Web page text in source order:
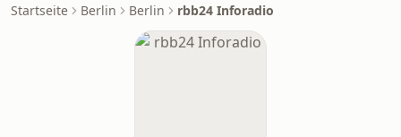
Startseite Berlin Berlin rbb24 Inforadio